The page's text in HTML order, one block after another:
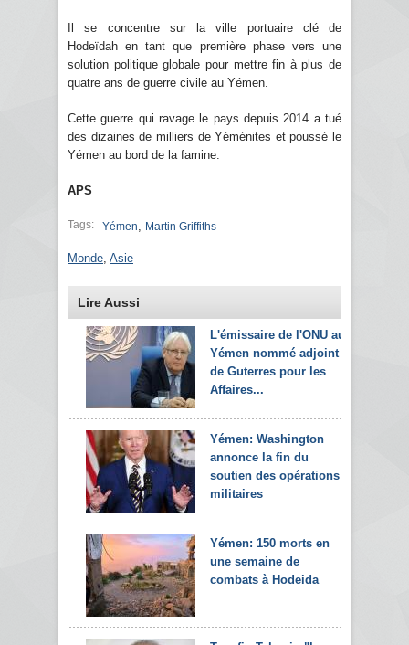
Il se concentre sur la ville portuaire clé de
Hodeïdah en tant que première phase vers une
solution politique globale pour mettre fin à plus de
quatre ans de guerre civile au Yémen.
Cette guerre qui ravage le pays depuis 2014 a tué
des dizaines de milliers de Yéménites et poussé le
Yémen au bord de la famine.
APS
Tags: Yémen Martin Griffiths
Monde Asie
Lire Aussi
L'émissaire de l'ONU au
Yémen nommé adjoint
de Guterres pour les
Affaires...
Yémen: Washington
annonce la fin du
soutien des opérations
militaires
Yémen: 150 morts en
une semaine de
combats à Hodeida